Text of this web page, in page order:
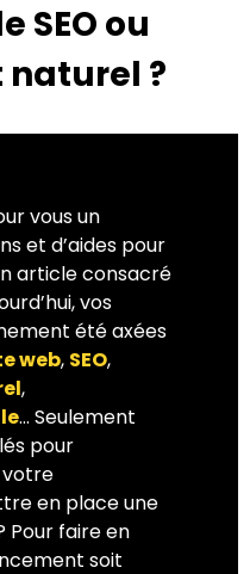
SEO ou
?
vous un
et d’aides pour
article consacré
vos
été axées
web, SEO,
,
… Seulement
pour
en place une
faire en
soit